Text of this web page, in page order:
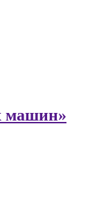
машин»